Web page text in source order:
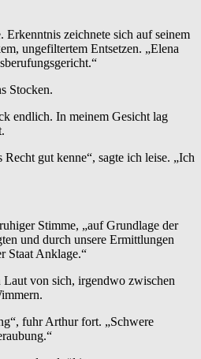
Erkenntnis zeichnete sich auf seinem
ungefiltertem Entsetzen. „Elena
Stocken.
endlich. In meinem Gesicht lag
Recht gut kenne“, sagte ich leise. „Ich
Stimme, „auf Grundlage der
und durch unsere Ermittlungen
Staat Anklage.“
von sich, irgendwo zwischen
fuhr Arthur fort. „Schwere